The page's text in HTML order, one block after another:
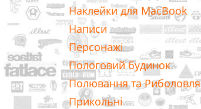
Наклейки для MacBook
Написи
Персонажі
Пологовий будинок
Полювання та Риболовля
Прикольні